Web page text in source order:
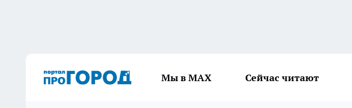
Мы в МАХ Сейчас читают